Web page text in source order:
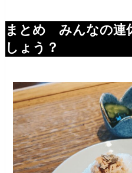
まとめ みんなの連
しょう？